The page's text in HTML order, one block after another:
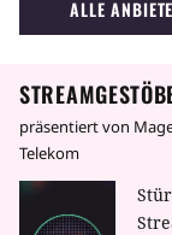
ALLE
präsentiert von
Telekom